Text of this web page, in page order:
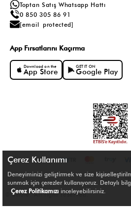
Toptan Satış Whatsapp Hattı
0 850 305 86 91
[email protected]
App Fırsatlarını Kaçırma
Download on the
App Store
GET IT ON
Google Play
© Shule. All right reserved.
Çerez Kullanımı
Deneyiminizi geliştirmek ve size
sunmak için çerezler kullanıyoruz. Detaylı
Çerez Politikamızı inceleyebilirsiniz.